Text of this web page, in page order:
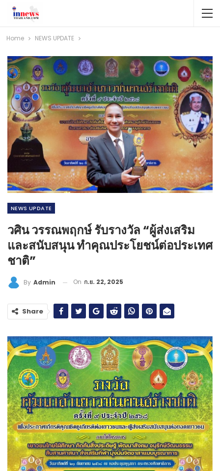
Home NEWS​ UPDATE
NEWS​ UPDATE
วศิน วรรณพฤกษ์ รับรางวัล “ผู้ส่งเสริม
และสนับสนุน ทำคุณประโยชน์ต่อประเทศ
ชาติ”
By Admin On ก.ย. 22, 2025
Share